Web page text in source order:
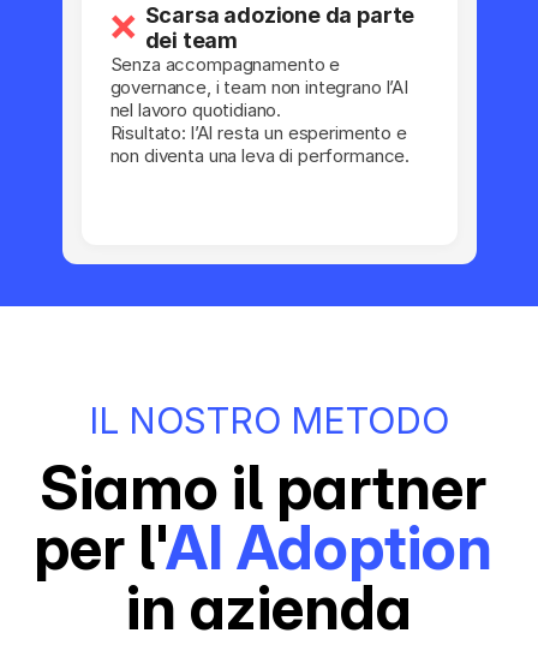
❌ Scarsa adozione da parte
dei team
Senza accompagnamento e
governance, i team non integrano l’AI
nel lavoro quotidiano.
Risultato: l’AI resta un esperimento e
non diventa una leva di performance.
IL NOSTRO METODO
Siamo il partner
per l'
in azienda